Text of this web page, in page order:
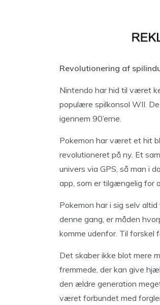
Revolutionering af
Nintendo har hid til været
populære spilkonsol WII.
igennem 90’erne.
Pokemon har været et hit
revolutioneret på ny. Et
univers via GPS, så man i
app, som er tilgængelig for
Pokemon har i sig selv
denne gang, er måden
komme udenfor. Til forskel
Det skaber ikke blot mere
fremmede, der kan give
den ældre generation
været forbundet med